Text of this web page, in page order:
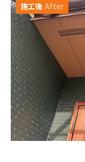
施工後 After